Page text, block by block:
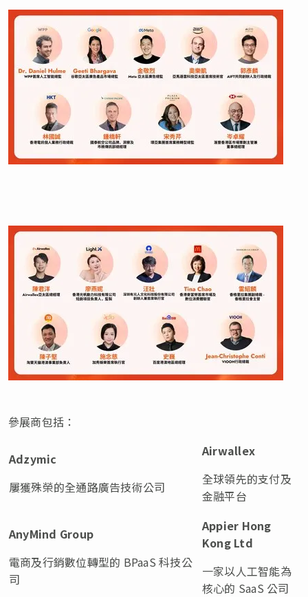
參展商包括：
Adzymic
屢獲殊榮的全通路廣告技術公司
Airwallex
全球領先的支付及
金融平台
AnyMind Group
電商及行銷數位轉型的 BPaaS 科技公
司
Appier Hong
Kong Ltd
一家以人工智能為
核心的 SaaS 公司